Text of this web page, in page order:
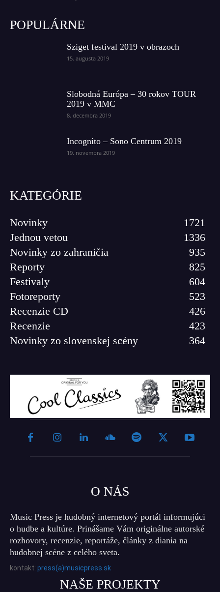
POPULÁRNE
Sziget festival 2019 v obrazoch
15. augusta 2019
Slobodná Európa – 30 rokov TOUR
2019 v MMC
8. decembra 2019
Incognito – Sono Centrum 2019
19. novembra 2019
KATEGÓRIE
Novinky
1721
Jednou vetou
1336
Novinky zo zahraničia
935
Reporty
825
Festivaly
604
Fotoreporty
523
Recenzie CD
426
Recenzie
423
Novinky zo slovenskej scény
364
O NÁS
Music Press je hudobný internetový portál informujúci
o hudbe a kultúre. Prinášame Vám originálne autorské
rozhovory, recenzie, reportáže, články z diania na
hudobnej scéne z celého sveta.
kontakt: press(a)musicpress.sk
NAŠE PROJEKTY